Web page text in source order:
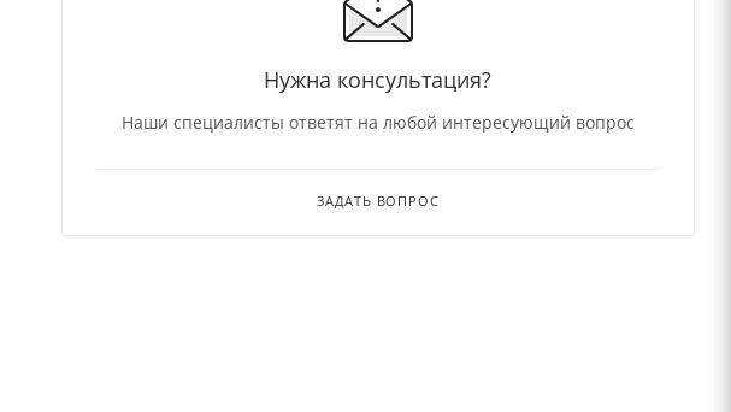
Нужна консультация?
Наши специалисты ответят на любой интересующий вопрос
ЗАДАТЬ ВОПРОС